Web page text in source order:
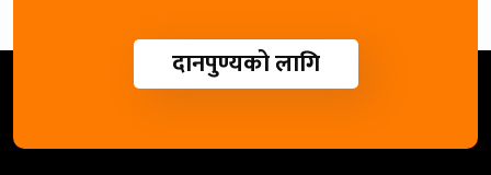
दानपुण्यको लागि